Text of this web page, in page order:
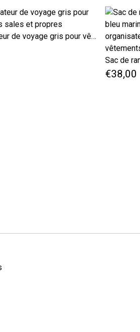
Organisateur de voyage gris pour vêtements sales et propres
€38,00